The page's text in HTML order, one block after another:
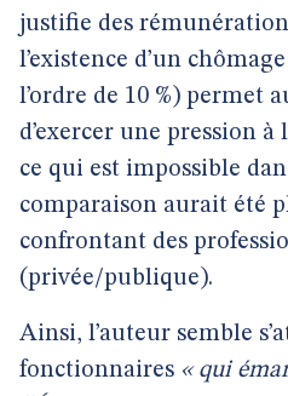
justifie des
l’existence d’un
l’ordre de 10 %) permet
d’exercer une pression à
ce qui est impossible
comparaison aurait été
confrontant des
(privée/publique).
Ainsi, l’auteur semble
fonctionnaires « qui